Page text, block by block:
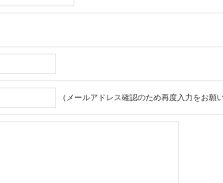
（メールアドレス確認のため再度入力をお願